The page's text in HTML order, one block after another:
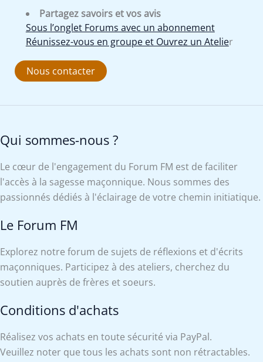
Partagez savoirs et vos avis
Sous l’onglet Forums avec un abonnement
Réunissez-vous en groupe et Ouvrez un Atelier
Nous contacter
Qui sommes-nous ?
Le cœur de l'engagement du Forum FM est de faciliter
l'accès à la sagesse maçonnique. Nous sommes des
passionnés dédiés à l'éclairage de votre chemin initiatique.
Le Forum FM
Explorez notre forum de sujets de réflexions et d'écrits
maçonniques. Participez à des ateliers, cherchez du
soutien auprès de frères et soeurs.
Conditions d'achats
Réalisez vos achats en toute sécurité via PayPal.
Veuillez noter que tous les achats sont non rétractables.